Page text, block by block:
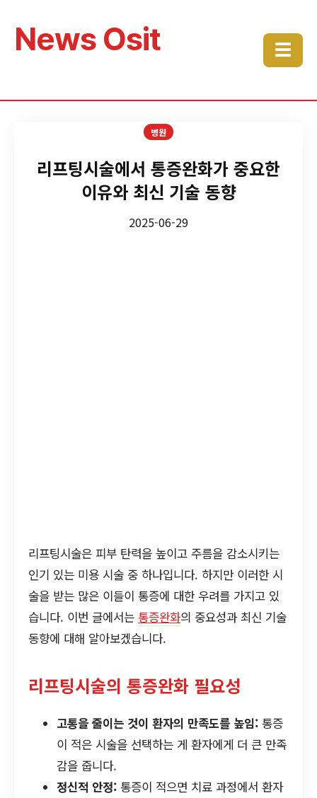
News Osit ☰
병원
리프팅시술에서 통증완화가 중요한
이유와 최신 기술 동향
2025-06-29
리프팅시술은 피부 탄력을 높이고 주름을 감소시키는
인기 있는 미용 시술 중 하나입니다. 하지만 이러한 시
술을 받는 많은 이들이 통증에 대한 우려를 가지고 있
습니다. 이번 글에서는 통증완화의 중요성과 최신 기술
동향에 대해 알아보겠습니다.
리프팅시술의 통증완화 필요성
고통을 줄이는 것이 환자의 만족도를 높임: 통증
이 적은 시술을 선택하는 게 환자에게 더 큰 만족
감을 줍니다.
정신적 안정: 통증이 적으면 치료 과정에서 환자